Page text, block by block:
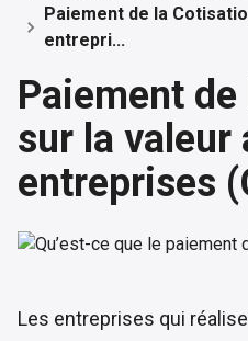
Paiement de la
entrepri...
Paiement
sur la valeur
entreprises
Les entreprises qui